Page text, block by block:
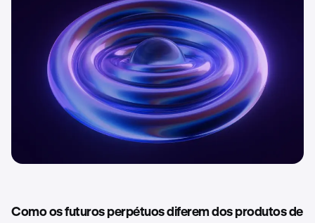
Como os futuros perpétuos diferem dos produtos de